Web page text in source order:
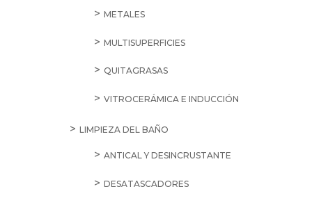
METALES
MULTISUPERFICIES
QUITAGRASAS
VITROCERÁMICA E INDUCCIÓN
LIMPIEZA DEL BAÑO
ANTICAL Y DESINCRUSTANTE
DESATASCADORES